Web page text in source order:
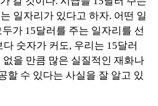
일자리가 있다고 하자. 어떤 일
가 15달러를 주는 일자리를 선
숫자가 커도, 우리는 15달러
을 만큼 많은 실질적인 재화나
할 수 있다는 사실을 잘 알고 있